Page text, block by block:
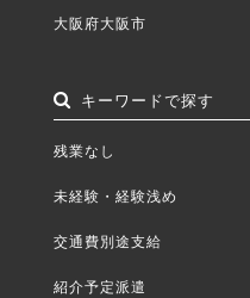
大阪府大阪市
キーワードで探す
残業なし
未経験・経験浅め
交通費別途支給
紹介予定派遣